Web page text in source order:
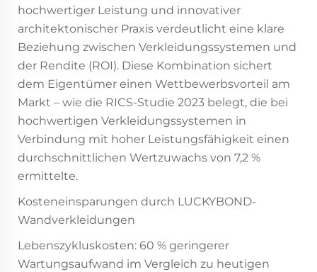
hochwertiger Leistung und innovativer
architektonischer Praxis verdeutlicht eine klare
Beziehung zwischen Verkleidungssystemen und
der Rendite (ROI). Diese Kombination sichert
dem Eigentümer einen Wettbewerbsvorteil am
Markt – wie die RICS-Studie 2023 belegt, die bei
hochwertigen Verkleidungssystemen in
Verbindung mit hoher Leistungsfähigkeit einen
durchschnittlichen Wertzuwachs von 7,2 %
ermittelte.
Kosteneinsparungen durch LUCKYBOND-
Wandverkleidungen
Lebenszykluskosten: 60 % geringerer
Wartungsaufwand im Vergleich zu heutigen